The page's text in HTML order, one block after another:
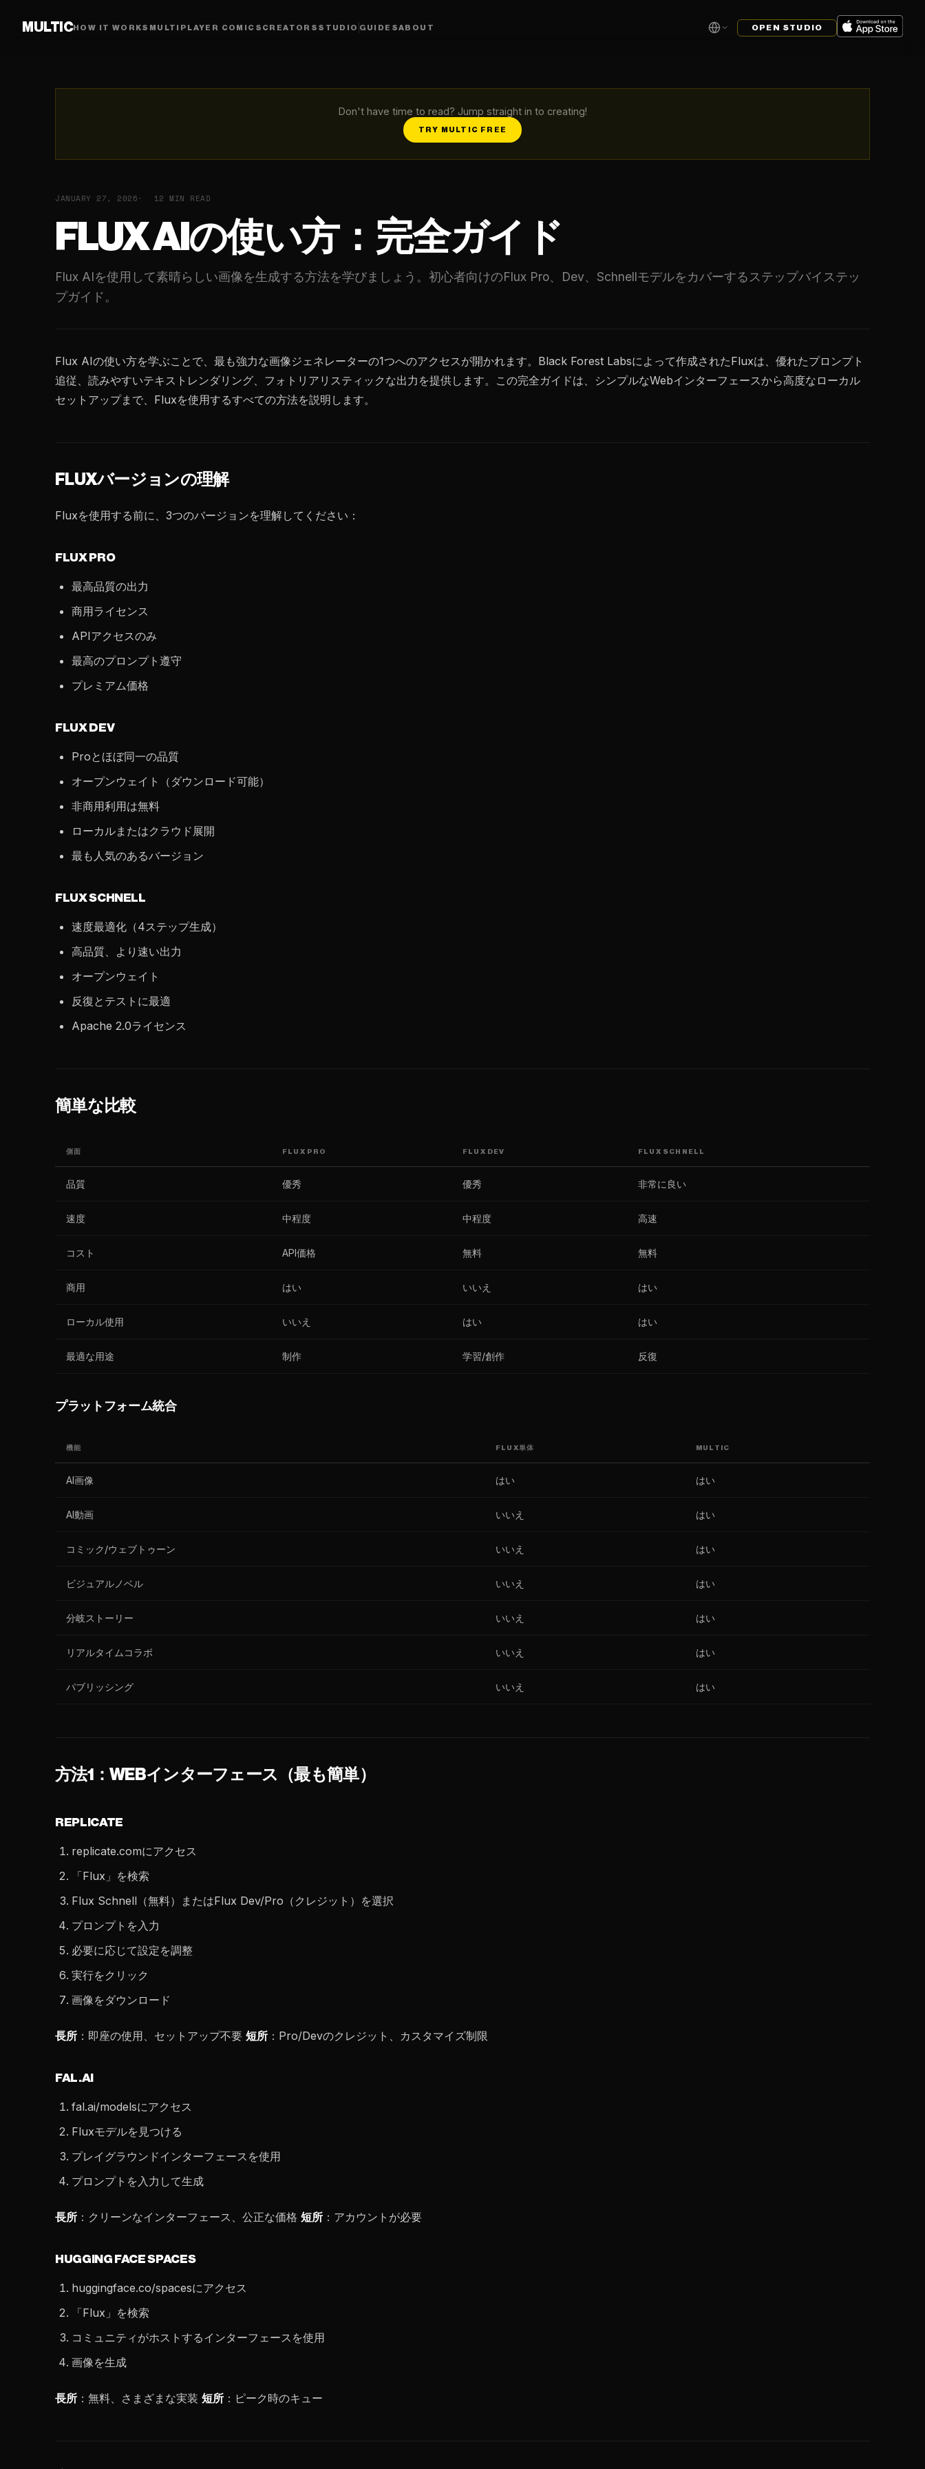
MULTICHOW IT WORKS MULTIPLAYER COMICS CREATORS STUDIO GUIDESABOUT OPEN STUDIO
Don't have time to read? Jump straight in to creating!
TRY MULTIC FREE
JANUARY 27, 2026 12 MIN READ
FLUX AIの使い方：完全ガイド
Flux AIを使用して素晴らしい画像を生成する方法を学びましょう。初心者向けのFlux Pro、Dev、Schnellモデルをカバーするステップバイステッ
プガイド。
Flux AIの使い方を学ぶことで、最も強力な画像ジェネレーターの1つへのアクセスが開かれます。Black Forest Labsによって作成されたFluxは、優れたプロンプト
追従、読みやすいテキストレンダリング、フォトリアリスティックな出力を提供します。この完全ガイドは、シンプルなWebインターフェースから高度なローカル
セットアップまで、Fluxを使用するすべての方法を説明します。
FLUXバージョンの理解
Fluxを使用する前に、3つのバージョンを理解してください：
FLUX PRO
最高品質の出力
商用ライセンス
APIアクセスのみ
最高のプロンプト遵守
プレミアム価格
FLUX DEV
Proとほぼ同一の品質
オープンウェイト（ダウンロード可能）
非商用利用は無料
ローカルまたはクラウド展開
最も人気のあるバージョン
FLUX SCHNELL
速度最適化（4ステップ生成）
高品質、より速い出力
オープンウェイト
反復とテストに最適
Apache 2.0ライセンス
簡単な比較
側面 FLUX PRO FLUX DEV FLUX SCHNELL
品質 優秀 優秀 非常に良い
速度 中程度 中程度 高速
コスト API価格 無料 無料
商用 はい いいえ はい
ローカル使用 いいえ はい はい
最適な用途 制作 学習/創作 反復
プラットフォーム統合
機能 FLUX単体 MULTIC
AI画像 はい はい
AI動画 いいえ はい
コミック/ウェブトゥーン いいえ はい
ビジュアルノベル いいえ はい
分岐ストーリー いいえ はい
リアルタイムコラボ いいえ はい
パブリッシング いいえ はい
方法1：WEBインターフェース（最も簡単）
REPLICATE
replicate.comにアクセス
「Flux」を検索
Flux Schnell（無料）またはFlux Dev/Pro（クレジット）を選択
プロンプトを入力
必要に応じて設定を調整
実行をクリック
画像をダウンロード
長所 ：即座の使用、セットアップ不要 短所 ：Pro/Devのクレジット、カスタマイズ制限
FAL.AI
fal.ai/modelsにアクセス
Fluxモデルを見つける
プレイグラウンドインターフェースを使用
プロンプトを入力して生成
長所 ：クリーンなインターフェース、公正な価格 短所 ：アカウントが必要
HUGGING FACE SPACES
huggingface.co/spacesにアクセス
「Flux」を検索
コミュニティがホストするインターフェースを使用
画像を生成
長所 ：無料、さまざまな実装 短所 ：ピーク時のキュー